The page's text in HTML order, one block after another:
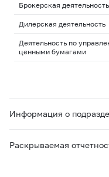
Брокерская деятельность
Дилерская деятельность
Деятельность по
ценными бумагами
Информация о
Раскрываемая